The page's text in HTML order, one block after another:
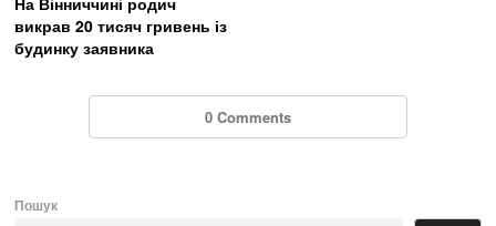
викрав 20 тисяч гривень із
будинку заявника
0 Comments
Пошук